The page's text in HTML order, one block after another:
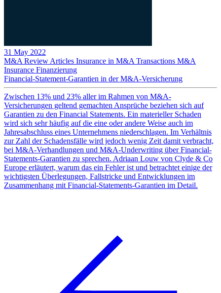
31 May 2022
M&A Review Articles Insurance in M&A Transactions M&A
Insurance Finanzierung
Financial-Statement-Garantien in der M&A-Versicherung
Zwischen 13% und 23% aller im Rahmen von M&A-
Versicherungen geltend gemachten Ansprüche beziehen sich auf
Garantien zu den Financial Statements. Ein materieller Schaden
wird sich sehr häufig auf die eine oder andere Weise auch im
Jahresabschluss eines Unternehmens niederschlagen. Im Verhältnis
zur Zahl der Schadensfälle wird jedoch wenig Zeit damit verbracht,
bei M&A-Verhandlungen und M&A-Underwriting über Financial-
Statements-Garantien zu sprechen. Adriaan Louw von Clyde & Co
Europe erläutert, warum das ein Fehler ist und betrachtet einige der
wichtigsten Überlegungen, Fallstricke und Entwicklungen im
Zusammenhang mit Financial-Statements-Garantien im Detail.